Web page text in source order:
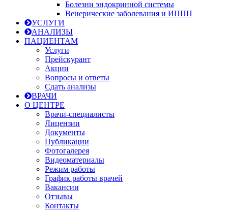
Болезни эндокринной системы
Венерические заболевания и ИППП
УСЛУГИ
АНАЛИЗЫ
ПАЦИЕНТАМ
Услуги
Прейскурант
Акции
Вопросы и ответы
Сдать анализы
ВРАЧИ
О ЦЕНТРЕ
Врачи-специалисты
Лицензии
Документы
Публикации
Фотогалерея
Видеоматериалы
Режим работы
График работы врачей
Вакансии
Отзывы
Контакты